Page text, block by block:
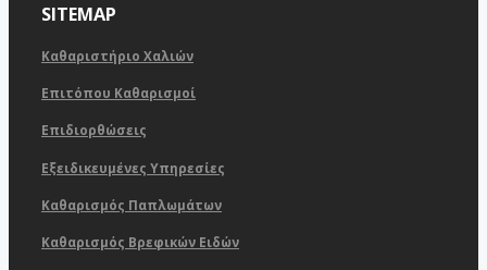
SITEMAP
Καθαριστήριο Χαλιών
Επιτόπου Καθαρισμοί
Επιδιορθώσεις
Εξειδικευμένες Υπηρεσίες
Καθαρισμός Παπλωμάτων
Καθαρισμός Βρεφικών Ειδών